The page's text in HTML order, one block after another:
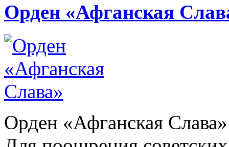
Орден «Афганская
Орден «Афганская Слава»